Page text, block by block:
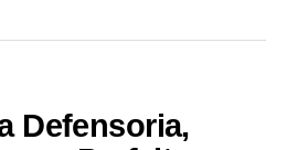
Defensoria,